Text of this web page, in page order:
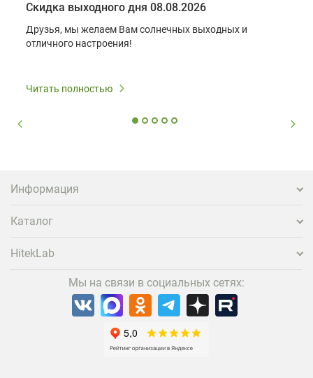
Скидка выходного дня 08.08.2026
Друзья, мы желаем Вам солнечных выходных и
отличного настроения!
Читать полностью
Информация
Каталог
HitekLab
Мы на связи в социальных сетях: